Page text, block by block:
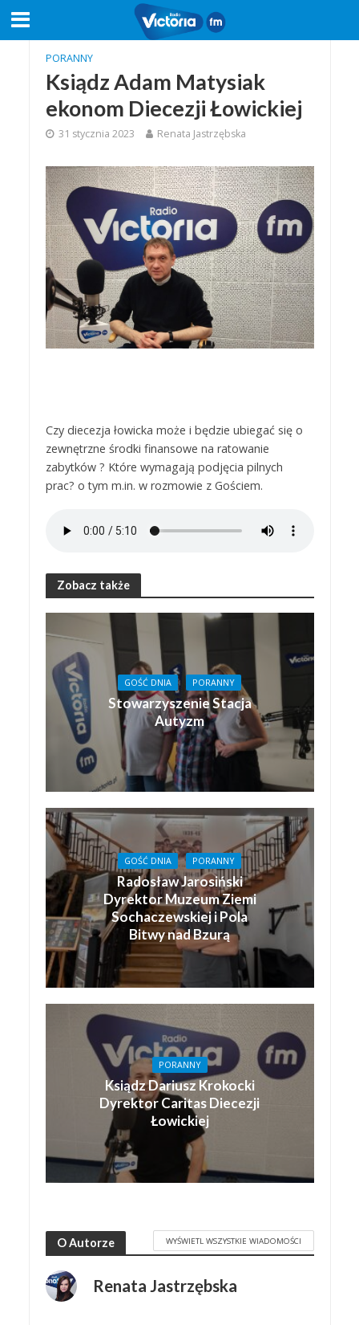
PORANNY
Ksiądz Adam Matysiak
ekonom Diecezji Łowickiej
31 stycznia 2023 Renata Jastrzębska
Czy diecezja łowicka może i będzie ubiegać się o
zewnętrzne środki finansowe na ratowanie
zabytków ? Które wymagają podjęcia pilnych
prac? o tym m.in. w rozmowie z Gościem.
Zobacz także
GOŚĆ DNIA PORANNY
Stowarzyszenie Stacja
Autyzm
GOŚĆ DNIA PORANNY
Radosław Jarosiński
Dyrektor Muzeum Ziemi
Sochaczewskiej i Pola
Bitwy nad Bzurą
PORANNY
Ksiądz Dariusz Krokocki
Dyrektor Caritas Diecezji
Łowickiej
O Autorze WYŚWIETL WSZYSTKIE WIADOMOŚCI
Renata Jastrzębska